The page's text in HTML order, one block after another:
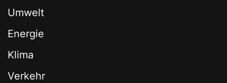
Umwelt
Energie
Klima
Verkehr